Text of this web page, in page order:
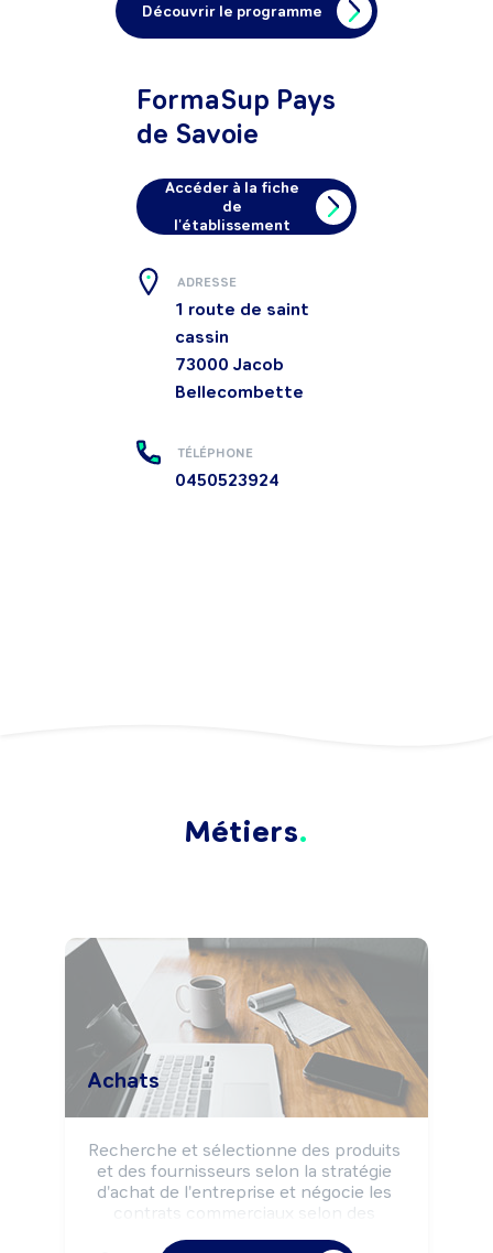
Découvrir le programme
FormaSup Pays
de Savoie
Accéder à la fiche
de
l'établissement
ADRESSE
1 route de saint
cassin
73000 Jacob
Bellecombette
TÉLÉPHONE
0450523924
Métiers
Achats
Recherche et sélectionne des produits
et des fournisseurs selon la stratégie
d'achat de l'entreprise et négocie les
contrats commerciaux selon des